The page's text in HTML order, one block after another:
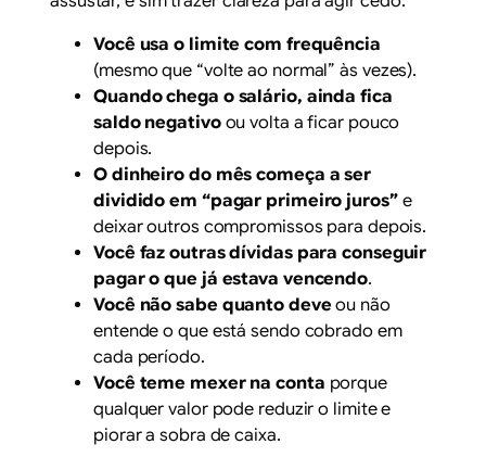
Você usa o limite com frequência
(mesmo que “volte ao normal” às vezes).
Quando chega o salário, ainda fica
saldo negativoou volta a ficar pouco
depois.
O dinheiro do mês começa a ser
dividido em “pagar primeiro juros”e
deixar outros compromissos para depois.
Você faz outras dívidas para conseguir
pagar o que já estava vencendo.
Você não sabe quanto deve ou não
entende o que está sendo cobrado em
cada período.
Você teme mexer na conta porque
qualquer valor pode reduzir o limite e
piorar a sobra de caixa.